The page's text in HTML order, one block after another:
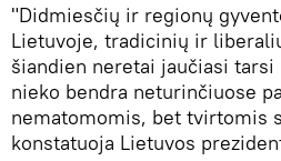
"Didmiesčių ir regionų
Lietuvoje, tradicinių ir
šiandien neretai jaučiasi
nieko bendra neturinčiuose
nematomomis, bet tvirtomis
konstatuoja Lietuvos